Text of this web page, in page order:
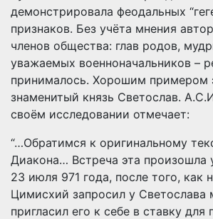
демонстрировала феодальных
признаков. Без учёта мнения
членов общества: глав родов,
уважаемых военноначальников –
принималось. Хорошим примером
знаменитый князь Светослав.
своём исследовании отмечает:
“…Обратимся к оригинальному
Диакона… Встреча эта произошла
23 июля 971 года, после того, как
Цимисхий запросил у Светослава
пригласил его к себе в ставку для